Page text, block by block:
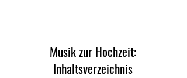
Musik zur Hochzeit:
Inhaltsverzeichnis